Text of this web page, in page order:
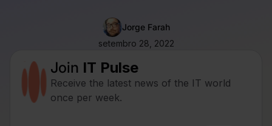
Jorge Farah
setembro 28, 2022
Join IT Pulse
Receive the latest news of the IT world
once per week.